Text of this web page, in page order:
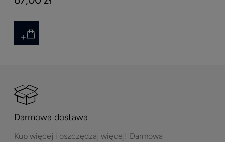
Darmowa dostawa
Kup więcej i oszczędzaj więcej! Darmowa